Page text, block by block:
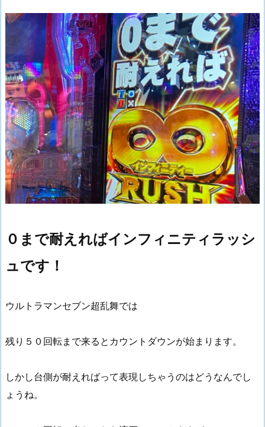
０まで耐えればインフィニティラッシ
ュです！
ウルトラマンセブン超乱舞では
残り５０回転まで来るとカウントダウンが始まります。
しかし台側が耐えればって表現しちゃうのはどうなんでし
ょうね。